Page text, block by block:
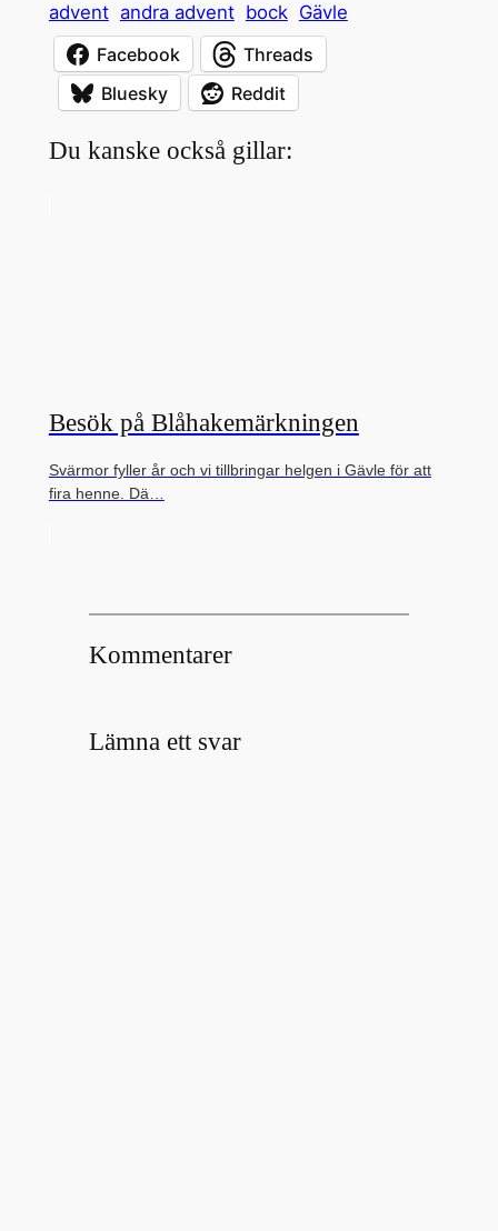
advent andra advent bock Gävle
Facebook
Threads
Bluesky
Reddit
Du kanske också gillar:
Besök på Blåhakemärkningen
Svärmor fyller år och vi tillbringar helgen i Gävle för att
fira henne. Dä…
Kommentarer
Lämna ett svar